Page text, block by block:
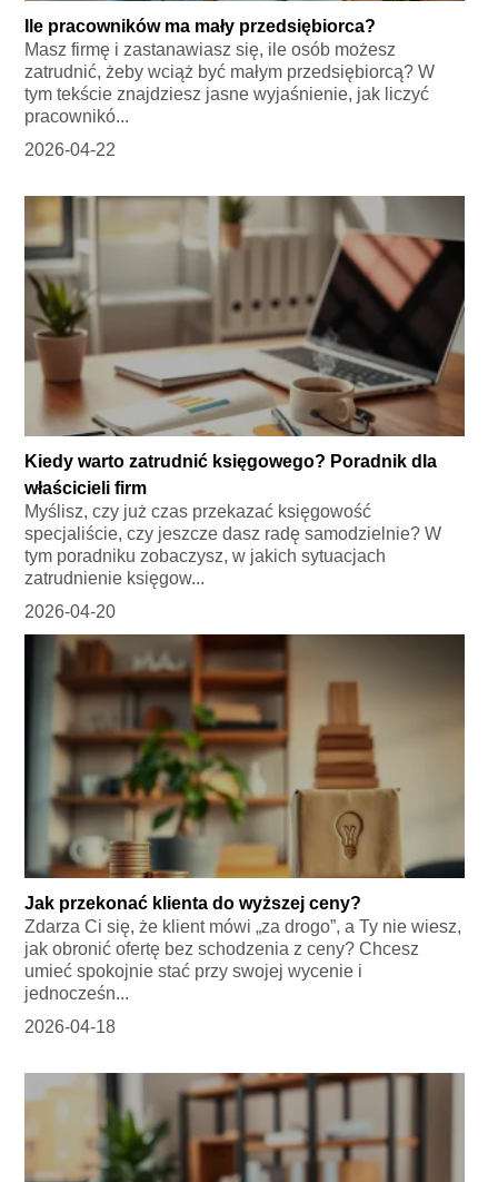
Ile pracowników ma mały przedsiębiorca?
Masz firmę i zastanawiasz się, ile osób możesz
zatrudnić, żeby wciąż być małym przedsiębiorcą? W
tym tekście znajdziesz jasne wyjaśnienie, jak liczyć
pracownikó...
2026-04-22
Kiedy warto zatrudnić księgowego? Poradnik dla
właścicieli firm
Myślisz, czy już czas przekazać księgowość
specjaliście, czy jeszcze dasz radę samodzielnie? W
tym poradniku zobaczysz, w jakich sytuacjach
zatrudnienie księgow...
2026-04-20
Jak przekonać klienta do wyższej ceny?
Zdarza Ci się, że klient mówi „za drogo”, a Ty nie wiesz,
jak obronić ofertę bez schodzenia z ceny? Chcesz
umieć spokojnie stać przy swojej wycenie i
jednocześn...
2026-04-18